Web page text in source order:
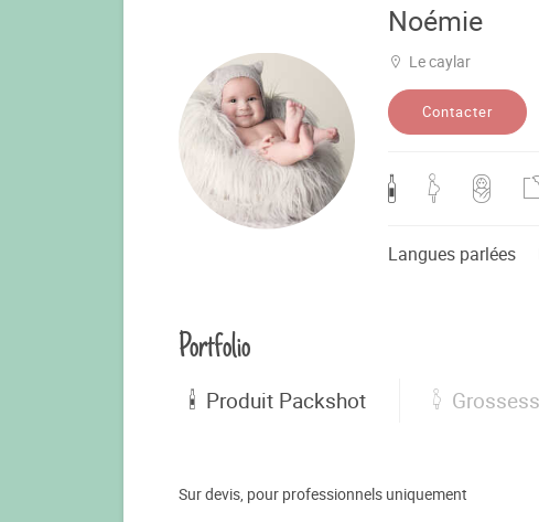
Noémie
Le caylar
Contacter
Langues parlées
Portfolio
Produit Packshot
Sur devis, pour professionnels uniquement